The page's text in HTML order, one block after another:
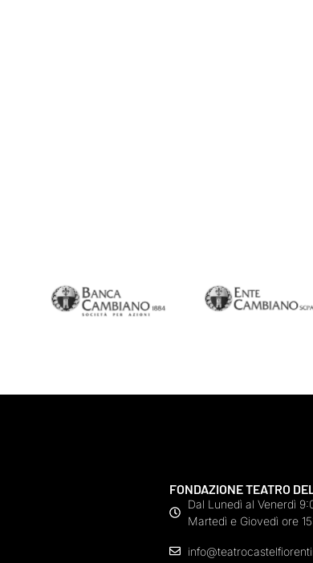
FONDAZIONE TEATRO
Dal Lunedì al Venerdì
Martedì e Giovedì ore